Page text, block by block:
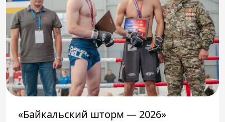
«Байкальский шторм — 2026»